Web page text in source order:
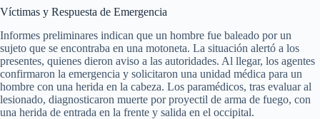
Víctimas y Respuesta de Emergencia
Informes preliminares indican que un hombre fue baleado por un
sujeto que se encontraba en una motoneta. La situación alertó a los
presentes, quienes dieron aviso a las autoridades. Al llegar, los agentes
confirmaron la emergencia y solicitaron una unidad médica para un
hombre con una herida en la cabeza. Los paramédicos, tras evaluar al
lesionado, diagnosticaron muerte por proyectil de arma de fuego, con
una herida de entrada en la frente y salida en el occipital.